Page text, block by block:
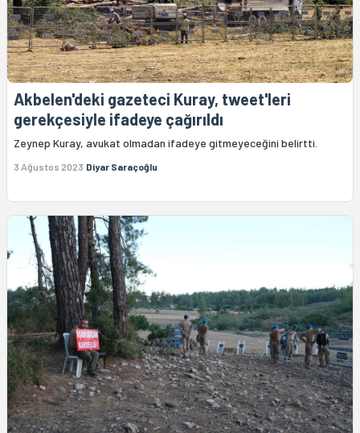
Akbelen'deki gazeteci Kuray, tweet'leri
gerekçesiyle ifadeye çağırıldı
Zeynep Kuray, avukat olmadan ifadeye gitmeyeceğini belirtti.
3 Ağustos 2023 Diyar Saraçoğlu